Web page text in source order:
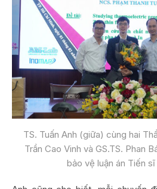
TS. Tuấn Anh (giữa) cùng hai
Trần Cao Vinh và GS.TS. Phan
bảo vệ luận án Tiến